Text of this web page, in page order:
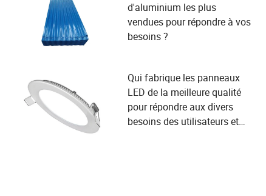
d'aluminium les plus
vendues pour répondre à vos
besoins ?
Qui fabrique les panneaux
LED de la meilleure qualité
pour répondre aux divers
besoins des utilisateurs et